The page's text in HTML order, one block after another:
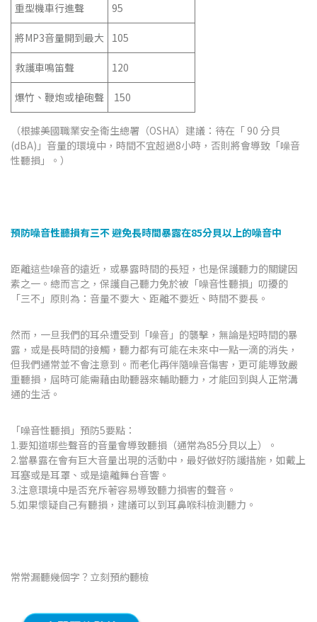
重型機車行進聲 95
將MP3音量開到最大 105
救護車鳴笛聲 120
爆竹、鞭炮或槍砲聲 150
（根據美國職業安全衛生總署（OSHA）建議：待在「 90 分貝
(dBA)」音量的環境中，時間不宜超過8小時，否則將會導致「噪音
性聽損」。）
預防噪音性聽損有三不 避免長時間暴露在85分貝以上的噪音中
距離這些噪音的遠近，或暴露時間的長短，也是保護聽力的關鍵因
素之一。總而言之，保護自己聽力免於被「噪音性聽損」叨擾的
「三不」原則為：音量不要大、距離不要近、時間不要長。
然而，一旦我們的耳朵遭受到「噪音」的襲擊，無論是短時間的暴
露，或是長時間的接觸，聽力都有可能在未來中一點一滴的消失，
但我們通常並不會注意到。而老化再伴隨噪音傷害，更可能導致嚴
重聽損，屆時可能需藉由助聽器來輔助聽力，才能回到與人正常溝
通的生活。
「噪音性聽損」預防5要點：
1.要知道哪些聲音的音量會導致聽損（通常為85分貝以上）。
2.當暴露在會有巨大音量出現的活動中，最好做好防護措施，如戴上
耳塞或是耳罩、或是遠離舞台音響。
3.注意環境中是否充斥著容易導致聽力損害的聲音。
5.如果懷疑自己有聽損，建議可以到耳鼻喉科檢測聽力。
常常漏聽幾個字？立刻預約聽檢